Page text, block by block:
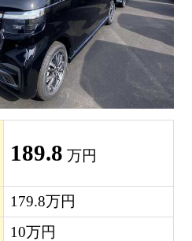
189.8 万円
179.8万円
10万円